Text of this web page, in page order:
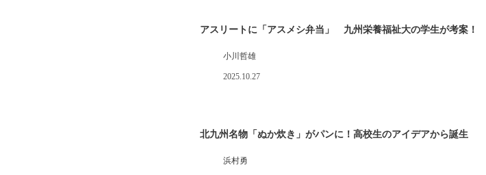
アスリートに「アスメシ弁当」 九州栄養福祉大の学生が考案！
小川哲雄
2025.10.27
北九州名物「ぬか炊き」がパンに！高校生のアイデアから誕生
浜村勇